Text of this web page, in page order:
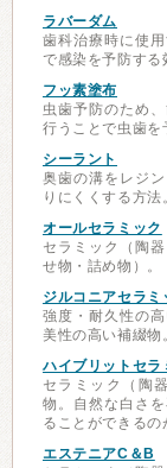
ラバーダム
歯科治療時に使
で感染を予防する
フッ素塗布
虫歯予防のため
行うことで虫歯を
シーラント
奥歯の溝をレジ
りにくくする方法
オールセラミック
セラミック（陶
せ物・詰め物）。
ジルコニアセラミ
強度・耐久性の
美性の高い補綴物
ハイブリットセラ
セラミック（陶
物。自然な白さ
ることができるの
エステニアC＆B